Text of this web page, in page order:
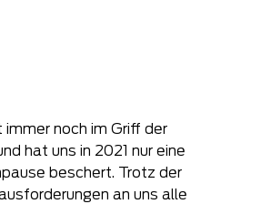
immer noch im Griff der
hat uns in 2021 nur eine
beschert. Trotz der
an uns alle